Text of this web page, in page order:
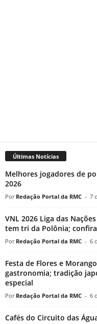
Últimas Notícias
Melhores jogadores de
2026
Redação Portal da RMC - 7
VNL 2026 Liga das
tem tri da Polônia; confira
Redação Portal da RMC - 6
Festa de Flores e
gastronomia; tradição
especial
Redação Portal da RMC - 6
Cafés do Circuito das